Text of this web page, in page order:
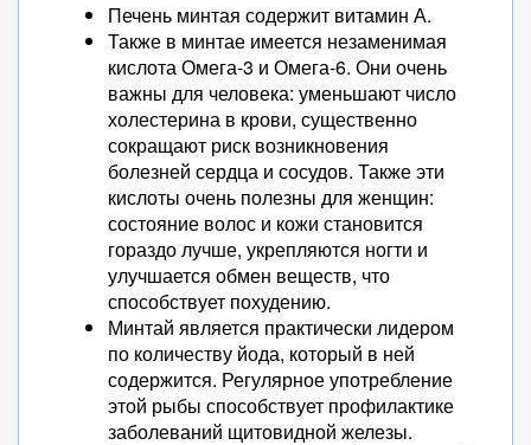
Печень минтая содержит витамин А.
Также в минтае имеется незаменимая
кислота Омега-3 и Омега-6. Они очень
важны для человека: уменьшают число
холестерина в крови, существенно
сокращают риск возникновения
болезней сердца и сосудов. Также эти
кислоты очень полезны для женщин:
состояние волос и кожи становится
гораздо лучше, укрепляются ногти и
улучшается обмен веществ, что
способствует похудению.
Минтай является практически лидером
по количеству йода, который в ней
содержится. Регулярное употребление
этой рыбы способствует профилактике
заболеваний щитовидной железы.